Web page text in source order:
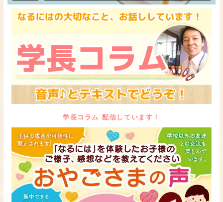
学長コラム 配信しています！